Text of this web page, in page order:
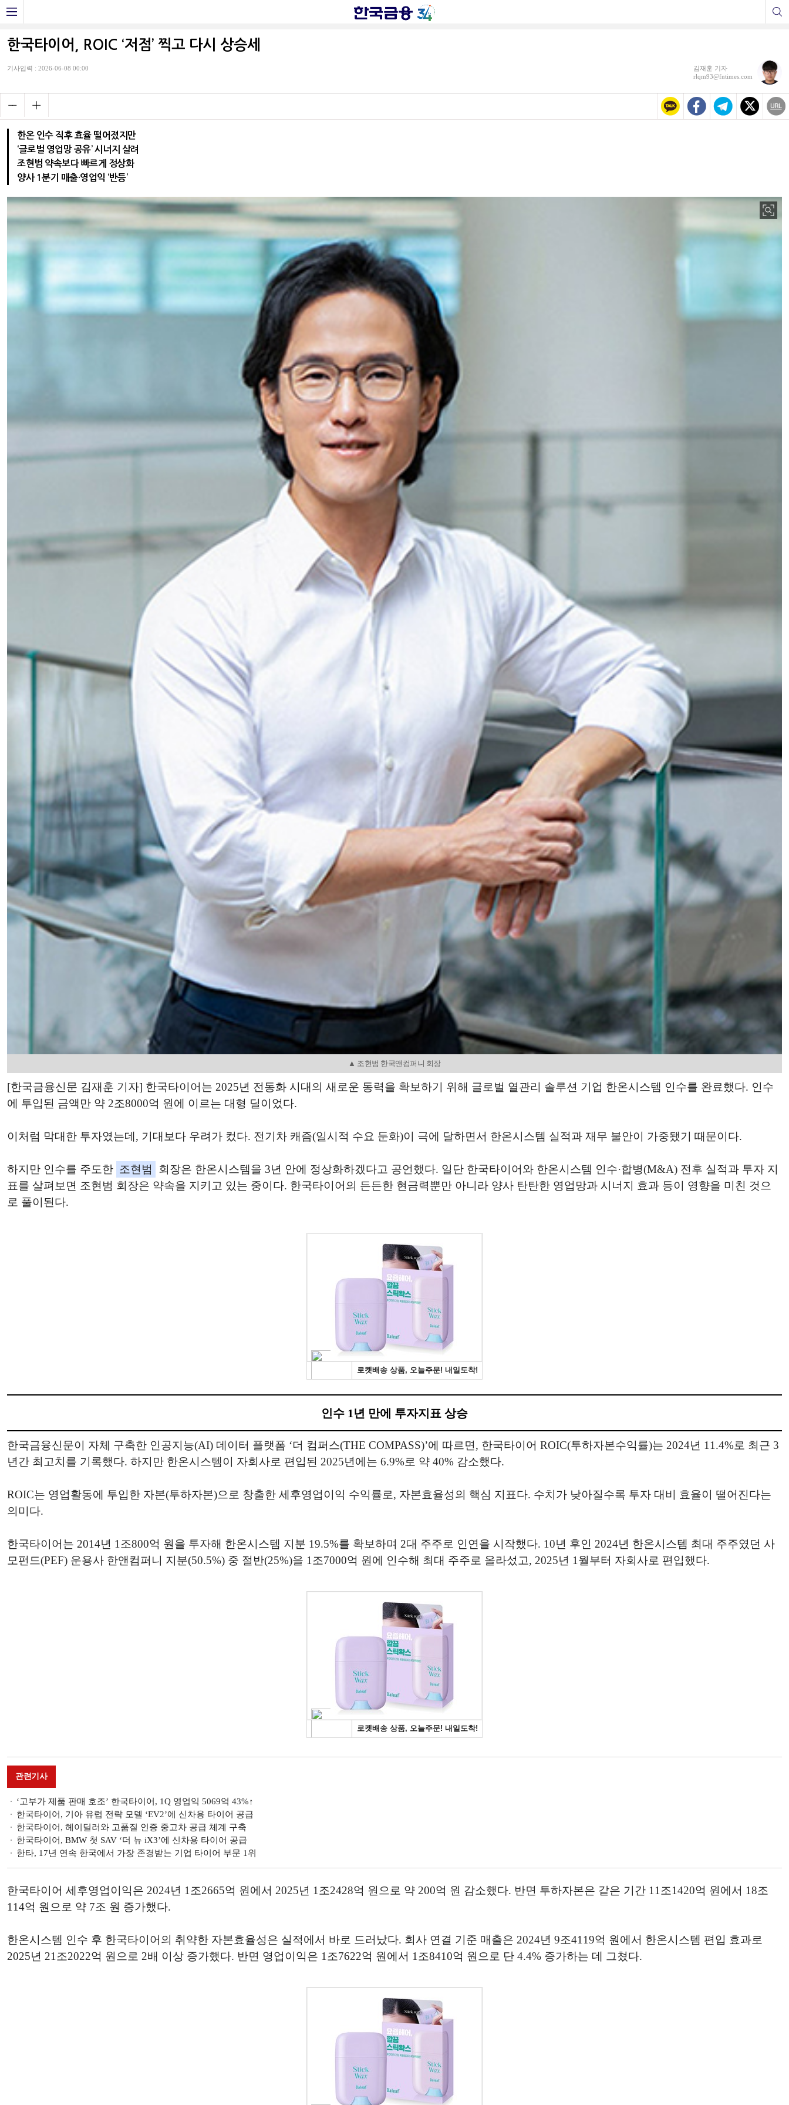
한국타이어, ROIC ‘저점’ 찍고 다시 상승세
기사입력 : 2026-06-08 00:00
김재훈 기자
rlqm93@fntimes.com
한온 인수 직후 효율 떨어졌지만
‘글로벌 영업망 공유’ 시너지 살려
조현범 약속보다 빠르게 정상화
양사 1분기 매출·영업익 ‘반등’
▲ 조현범 한국앤컴퍼니 회장
[한국금융신문 김재훈 기자] 한국타이어는 2025년 전동화 시대의 새로운 동력을 확보하기 위해 글로벌 열관리 솔루션 기업 한온시스템 인수를 완료했다. 인수
에 투입된 금액만 약 2조8000억 원에 이르는 대형 딜이었다.
이처럼 막대한 투자였는데, 기대보다 우려가 컸다. 전기차 캐즘(일시적 수요 둔화)이 극에 달하면서 한온시스템 실적과 재무 불안이 가중됐기 때문이다.
하지만 인수를 주도한 조현범
회장은 한온시스템을 3년 안에 정상화하겠다고 공언했다. 일단 한국타이어와 한온시스템 인수·합병(M&A) 전후 실적과 투자 지
표를 살펴보면 조현범 회장은 약속을 지키고 있는 중이다. 한국타이어의 든든한 현금력뿐만 아니라 양사 탄탄한 영업망과 시너지 효과 등이 영향을 미친 것으
로 풀이된다.
인수 1년 만에 투자지표 상승
한국금융신문이 자체 구축한 인공지능(AI) 데이터 플랫폼 ‘더 컴퍼스(THE COMPASS)’에 따르면, 한국타이어 ROIC(투하자본수익률)는 2024년 11.4%로 최근 3
년간 최고치를 기록했다. 하지만 한온시스템이 자회사로 편입된 2025년에는 6.9%로 약 40% 감소했다.
ROIC는 영업활동에 투입한 자본(투하자본)으로 창출한 세후영업이익 수익률로, 자본효율성의 핵심 지표다. 수치가 낮아질수록 투자 대비 효율이 떨어진다는
의미다.
한국타이어는 2014년 1조800억 원을 투자해 한온시스템 지분 19.5%를 확보하며 2대 주주로 인연을 시작했다. 10년 후인 2024년 한온시스템 최대 주주였던 사
모펀드(PEF) 운용사 한앤컴퍼니 지분(50.5%) 중 절반(25%)을 1조7000억 원에 인수해 최대 주주로 올라섰고, 2025년 1월부터 자회사로 편입했다.
관련기사
‘고부가 제품 판매 호조’ 한국타이어, 1Q 영업익 5069억 43%↑
한국타이어, 기아 유럽 전략 모델 ‘EV2’에 신차용 타이어 공급
한국타이어, 헤이딜러와 고품질 인증 중고차 공급 체계 구축
한국타이어, BMW 첫 SAV ‘더 뉴 iX3’에 신차용 타이어 공급
한타, 17년 연속 한국에서 가장 존경받는 기업 타이어 부문 1위
한국타이어 세후영업이익은 2024년 1조2665억 원에서 2025년 1조2428억 원으로 약 200억 원 감소했다. 반면 투하자본은 같은 기간 11조1420억 원에서 18조
114억 원으로 약 7조 원 증가했다.
한온시스템 인수 후 한국타이어의 취약한 자본효율성은 실적에서 바로 드러났다. 회사 연결 기준 매출은 2024년 9조4119억 원에서 한온시스템 편입 효과로
2025년 21조2022억 원으로 2배 이상 증가했다. 반면 영업이익은 1조7622억 원에서 1조8410억 원으로 단 4.4% 증가하는 데 그쳤다.